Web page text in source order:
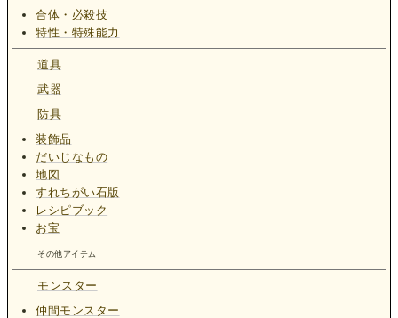
合体・必殺技
特性・特殊能力
道具
武器
防具
装飾品
だいじなもの
地図
すれちがい石版
レシピブック
お宝
その他アイテム
モンスター
仲間モンスター